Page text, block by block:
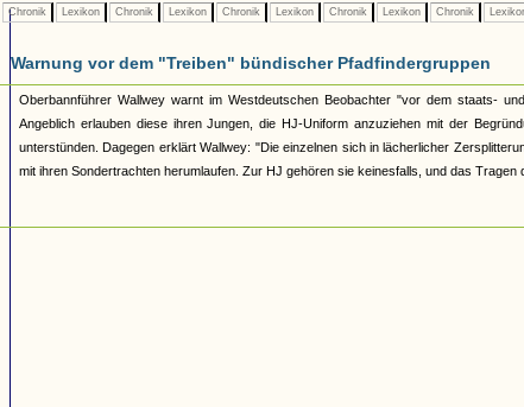
Chronik Lexikon Chronik Lexikon Chronik Lexikon Chronik Lexikon Chronik
Warnung vor dem "Treiben" bündischer Pfadfindergruppen
Oberbannführer Wallwey warnt im Westdeutschen Beobachter "vor dem staats-
Angeblich erlauben diese ihren Jungen, die HJ-Uniform anzuziehen mit der
unterstünden. Dagegen erklärt Wallwey: "Die einzelnen sich in lächerlicher
mit ihren Sondertrachten herumlaufen. Zur HJ gehören sie keinesfalls, und das